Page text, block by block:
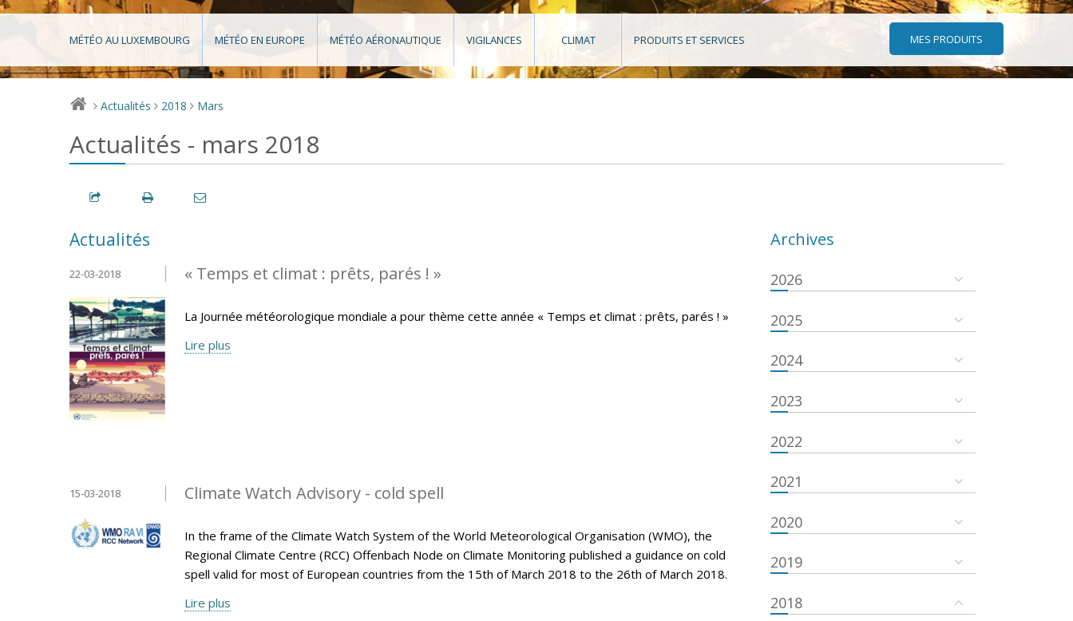
MÉTÉO AU LUXEMBOURG MÉTÉO EN EUROPE MÉTÉO AÉRONAUTIQUE VIGILANCES CLIMAT PRODUITS ET SERVICES MES PRODUITS
> Actualités > 2018 > Mars
Actualités - mars 2018
Actualités
« Temps et climat : prêts, parés ! »
22-03-2018
La Journée météorologique mondiale a pour thème cette année « Temps et climat : prêts, parés ! »
Lire plus
Climate Watch Advisory - cold spell
15-03-2018
In the frame of the Climate Watch System of the World Meteorological Organisation (WMO), the
Regional Climate Centre (RCC) Offenbach Node on Climate Monitoring published a guidance on cold
spell valid for most of European countries from the 15th of March 2018 to the 26th of March 2018.
Lire plus
Archives
2026
2025
2024
2023
2022
2021
2020
2019
2018